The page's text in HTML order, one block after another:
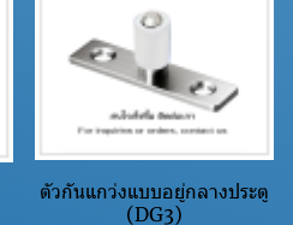
ตัวกันแกว่งแบบอยู่กลางประตู
(DG3)